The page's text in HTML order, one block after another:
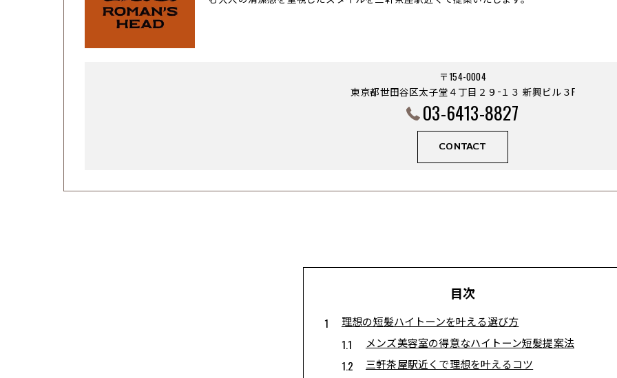
〒154-0004
東京都世田谷区太子堂４丁目２９−１３ 新興ビル３F
03-6413-8827
CONTACT
目次
理想の短髪ハイトーンを叶える選び方
メンズ美容室の得意なハイトーン短髪提案法
三軒茶屋駅近くで理想を叶えるコツ